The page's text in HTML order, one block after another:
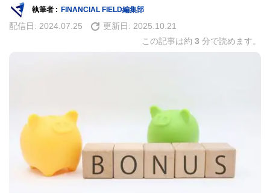
執筆者 : FINANCIAL FIELD編集部
配信日: 2024.07.25 更新日: 2025.10.21
この記事は約 3 分で読めます。